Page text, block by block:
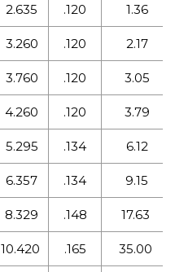
2.635 .120 1.36
3.260 .120 2.17
3.760 .120 3.05
4.260 .120 3.79
5.295 .134 6.12
6.357 .134 9.15
8.329 .148 17.63
10.420 .165 35.00